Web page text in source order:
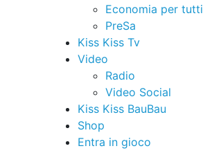
Economia per tutti
PreSa
Kiss Kiss Tv
Video
Radio
Video Social
Kiss Kiss BauBau
Shop
Entra in gioco